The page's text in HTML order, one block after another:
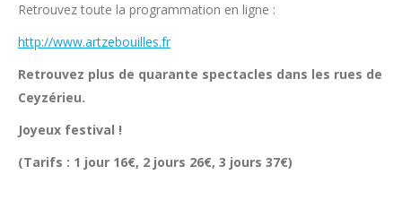
Retrouvez toute la programmation en ligne :
http://www.artzebouilles.fr
Retrouvez plus de quarante spectacles dans les rues de
Ceyzérieu.
Joyeux festival !
(Tarifs : 1 jour 16€, 2 jours 26€, 3 jours 37€)